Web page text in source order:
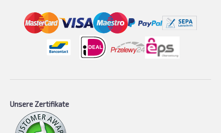
Unsere Zertifikate